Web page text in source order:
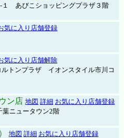
１ あびこショッピングプラザ３階
気に入り店舗登録
気に入り店舗解除
トンプラザ イオンスタイル市川コ
ン店 地図 詳細 お気に入り店舗登録
ニュータウン2階
地図 詳細 お気に入り店舗登録